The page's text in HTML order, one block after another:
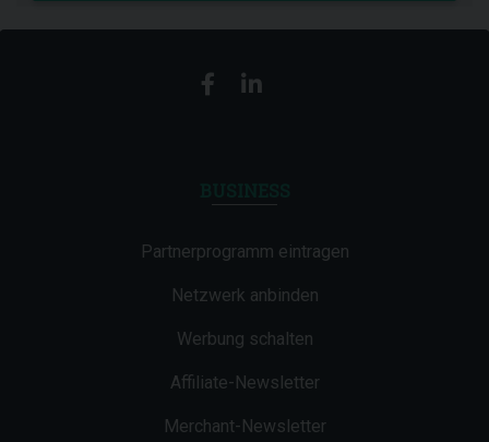
Partnerprogramm eintragen
Netzwerk anbinden
Werbung schalten
Affiliate-Newsletter
Merchant-Newsletter